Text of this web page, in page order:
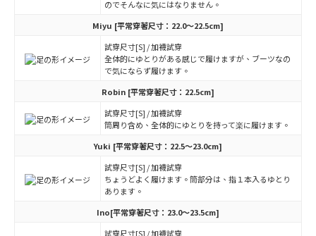
のでそんなに気にはなりません。
Miyu [平常穿著尺寸：22.0～22.5cm]
試穿尺寸[S] / 加襪試穿
全体的にゆとりがある感じで履けますが、ブーツなの
で気にならず履けます。
Robin [平常穿著尺寸：22.5cm]
試穿尺寸[S] / 加襪試穿
筒周り含め、全体的にゆとりを持って楽に履けます。
Yuki [平常穿著尺寸：22.5～23.0cm]
試穿尺寸[S] / 加襪試穿
ちょうどよく履けます。筒部分は、指１本入るゆとり
あります。
Ino[平常穿著尺寸：23.0～23.5cm]
試穿尺寸[S] / 加襪試穿